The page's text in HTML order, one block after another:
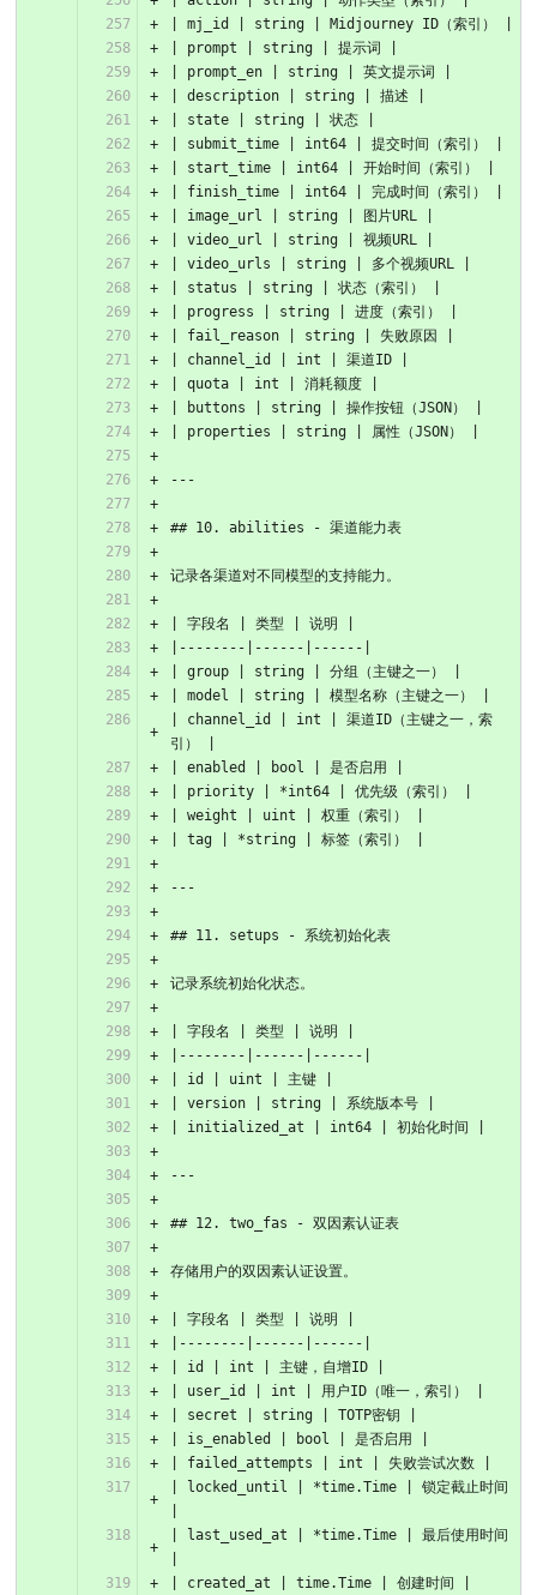
| mj_id | string | Midjourney ID（索引） |
| prompt | string | 提示词 |
| prompt_en | string | 英文提示词 |
| description | string | 描述 |
| state | string | 状态 |
| submit_time | int64 | 提交时间（索引） |
| start_time | int64 | 开始时间（索引） |
| finish_time | int64 | 完成时间（索引） |
| image_url | string | 图片URL |
| video_url | string | 视频URL |
| video_urls | string | 多个视频URL |
| status | string | 状态（索引） |
| progress | string | 进度（索引） |
| fail_reason | string | 失败原因 |
| channel_id | int | 渠道ID |
| quota | int | 消耗额度 |
| buttons | string | 操作按钮（JSON） |
| properties | string | 属性（JSON） |
---
## 10. abilities - 渠道能力表
记录各渠道对不同模型的支持能力。
| 字段名 | 类型 | 说明 |
|--------|------|------|
| group | string | 分组（主键之一） |
| model | string | 模型名称（主键之一） |
| channel_id | int | 渠道ID（主键之一，索
引） |
| enabled | bool | 是否启用 |
| priority | *int64 | 优先级（索引） |
| weight | uint | 权重（索引） |
| tag | *string | 标签（索引） |
---
## 11. setups - 系统初始化表
记录系统初始化状态。
| 字段名 | 类型 | 说明 |
|--------|------|------|
| id | uint | 主键 |
| version | string | 系统版本号 |
| initialized_at | int64 | 初始化时间 |
---
## 12. two_fas - 双因素认证表
存储用户的双因素认证设置。
| 字段名 | 类型 | 说明 |
|--------|------|------|
| id | int | 主键，自增ID |
| user_id | int | 用户ID（唯一，索引） |
| secret | string | TOTP密钥 |
| is_enabled | bool | 是否启用 |
| failed_attempts | int | 失败尝试次数 |
| locked_until | *time.Time | 锁定截止时间
| last_used_at | *time.Time | 最后使用时间
| created_at | time.Time | 创建时间 |